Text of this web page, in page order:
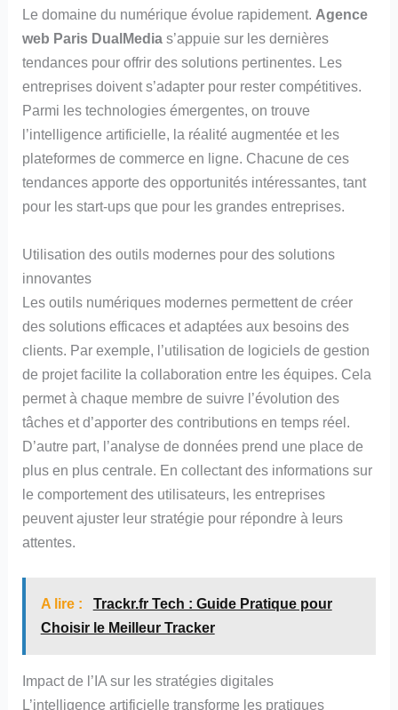
Le domaine du numérique évolue rapidement. Agence
web Paris DualMedia s’appuie sur les dernières
tendances pour offrir des solutions pertinentes. Les
entreprises doivent s’adapter pour rester compétitives.
Parmi les technologies émergentes, on trouve
l’intelligence artificielle, la réalité augmentée et les
plateformes de commerce en ligne. Chacune de ces
tendances apporte des opportunités intéressantes, tant
pour les start-ups que pour les grandes entreprises.
Utilisation des outils modernes pour des solutions
innovantes
Les outils numériques modernes permettent de créer
des solutions efficaces et adaptées aux besoins des
clients. Par exemple, l’utilisation de logiciels de gestion
de projet facilite la collaboration entre les équipes. Cela
permet à chaque membre de suivre l’évolution des
tâches et d’apporter des contributions en temps réel.
D’autre part, l’analyse de données prend une place de
plus en plus centrale. En collectant des informations sur
le comportement des utilisateurs, les entreprises
peuvent ajuster leur stratégie pour répondre à leurs
attentes.
A lire :
Trackr.fr Tech : Guide Pratique pour
Choisir le Meilleur Tracker
Impact de l’IA sur les stratégies digitales
L’intelligence artificielle transforme les pratiques